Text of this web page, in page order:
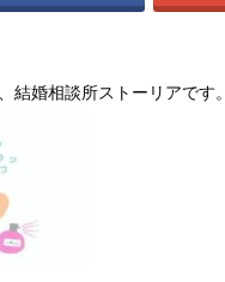
結婚相談所ストーリアです。